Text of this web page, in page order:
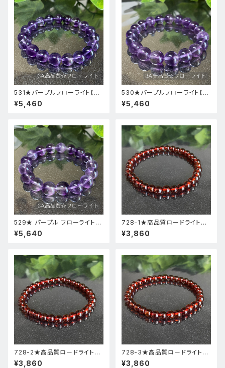
531★パープルフローライト【高
品質・高透明度】天然石パワース
トーンブレスレット新品
¥5,460
530★パープルフローライト【高
品質・高透明度】天然石パワース
トーンブレスレット新品
¥5,460
529★ パープル フローライト【
高品質 ・ 高透明度 】天然石 パ
ワーストーン ブレスレット 新品
¥5,640
728-1★高品質ロードライトガ
ーネット★天然石ブレスレットパ
ワーストーン新品
¥3,860
728-2★高品質ロードライトガ
ーネット★天然石ブレスレットパ
¥3,860
728-3★高品質ロードライトガ
ーネット★天然石ブレスレットパ
¥3,860